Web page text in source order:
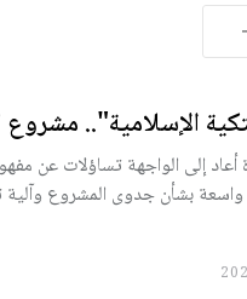
الإسلامية"..
أعاد إلى الواجهة تساؤلات عن
بشأن جدوى المشروع وآلية